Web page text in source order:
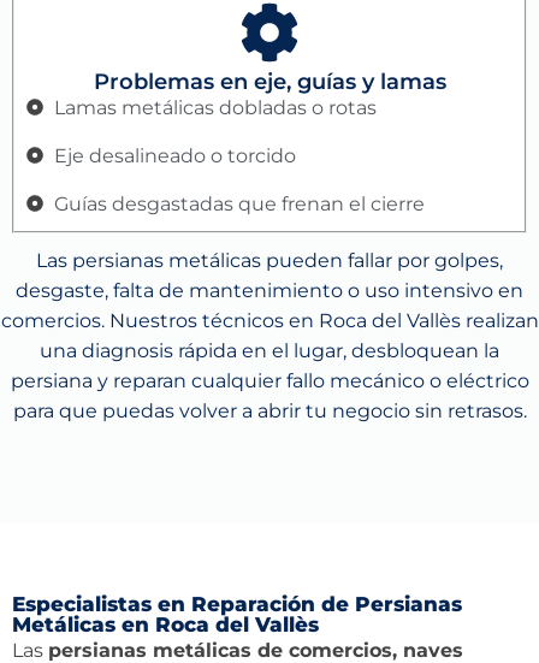
Problemas en eje, guías y lamas
Lamas metálicas dobladas o rotas
Eje desalineado o torcido
Guías desgastadas que frenan el cierre
Las persianas metálicas pueden fallar por golpes,
desgaste, falta de mantenimiento o uso intensivo en
comercios. Nuestros técnicos en Roca del Vallès realizan
una diagnosis rápida en el lugar, desbloquean la
persiana y reparan cualquier fallo mecánico o eléctrico
para que puedas volver a abrir tu negocio sin retrasos.
Especialistas en Reparación de Persianas
Metálicas en Roca del Vallès
Las persianas metálicas de comercios, naves